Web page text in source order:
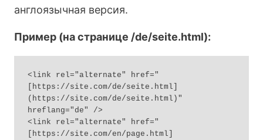
англоязычная версия.
Пример (на странице /de/seite.html):
<link rel="alternate" href="
[https://site.com/de/seite.html]
(https://site.com/de/seite.html)"
hreflang="de" />
<link rel="alternate" href="
[https://site.com/en/page.html]